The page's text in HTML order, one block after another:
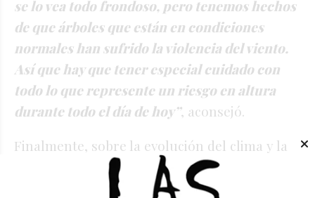
se lo vea todo frondoso, pero tenemos hechos
de que árboles que están en condiciones
normales han sufrido la violencia del viento.
Así que hay que tener especial cuidado con
todo lo que represente un riesgo en altura
durante todo el día de hoy”, aconsejó.
Finalmente, sobre la evolución del clima y la
expectativa para los próximos días, Heredia
aseguró que la situación irá mejorando